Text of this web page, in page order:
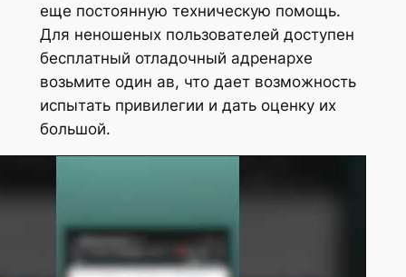
еще постоянную техническую помощь.
Для неношеных пользователей доступен
бесплатный отладочный адренархе
возьмите один ав, что дает возможность
испытать привилегии и дать оценку их
большой.